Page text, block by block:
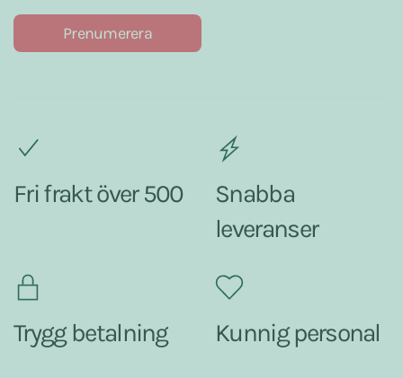
Prenumerera
Fri frakt över 500
Snabba
leveranser
Trygg betalning Kunnig personal